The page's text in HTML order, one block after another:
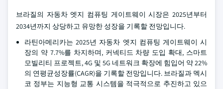
브라질의 자동차 엣지 컴퓨팅 게이트웨이 시장은 2025년부터
2034년까지 상당하고 유망한 성장을 기록할 전망입니다.
라틴아메리카는 2025년 자동차 엣지 컴퓨팅 게이트웨이 시
장의 약 7.7%를 차지하며, 커넥티드 차량 도입 확대, 스마트
모빌리티 프로젝트, 4G 및 5G 네트워크 확장에 힘입어 약 22%
의 연평균성장률(CAGR)을 기록할 전망입니다. 브라질과 멕시
코 정부는 지능형 교통 시스템을 적극적으로 추진하고 있으